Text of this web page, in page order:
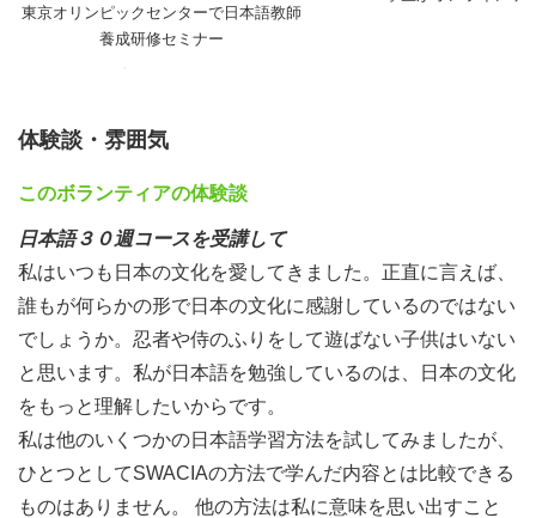
•関心がある。
•家で手軽にコンピューター、携帯、タブレットなどで勉
•短期間によく知っている日本語の教え方学んで活用した
どんな内容
ですか？
·日々の話題の中で特に、関係文、条件文、名詞文、譲歩
文、原因文、引用文に関連する表現、ご丁寧形尊敬体、ご
丁寧形謙譲体など正式表現を学ぶことが出来る。
·友人、家族、ビジネスで交わすコミュニケーションを学
べる。
·自己紹介、あいさつ、指示、買い物、就職の面接、学校
東京オリンピックセンターで日本語教師
養成研修セミナー
体験談・雰囲気
このボランティアの体験談
日本語３０週コースを受講して
私はいつも日本の文化を愛してきました。正直に言えば、
誰もが何らかの形で日本の文化に感謝しているのではない
でしょうか。忍者や侍のふりをして遊ばない子供はいない
と思います。私が日本語を勉強しているのは、日本の文化
をもっと理解したいからです。
私は他のいくつかの日本語学習方法を試してみましたが、
ひとつとしてSWACIAの方法で学んだ内容とは比較できる
ものはありません。 他の方法は私に意味を思い出すこと